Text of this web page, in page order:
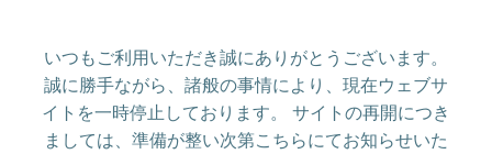
いつもご利用いただき誠にありがとうございます。
誠に勝手ながら、諸般の事情により、現在ウェブサ
イトを一時停止しております。 サイトの再開につき
ましては、準備が整い次第こちらにてお知らせいた